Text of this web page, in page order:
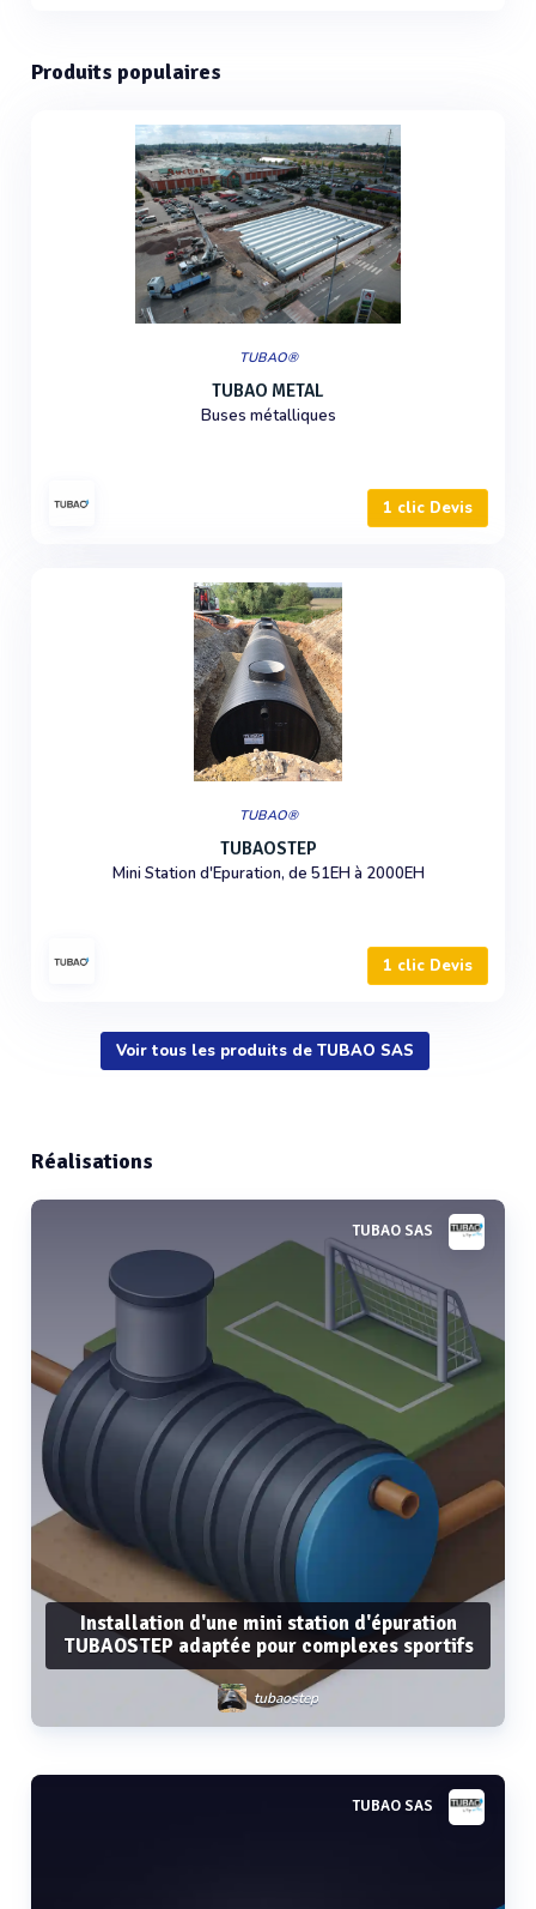
Produits populaires
TUBAO®
TUBAO METAL
Buses métalliques
1 clic Devis
TUBAO®
TUBAOSTEP
Mini Station d'Epuration, de 51EH à 2000EH
1 clic Devis
Voir tous les produits de TUBAO SAS
Réalisations
TUBAO SAS
Installation d'une mini station d'épuration
TUBAOSTEP adaptée pour complexes sportifs
tubaostep
TUBAO SAS